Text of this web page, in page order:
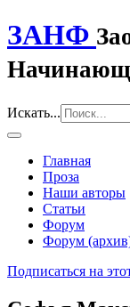
ЗАНФ
Искать...
Главная
Проза
Наши авторы
Статьи
Форум
Форум
Подписаться на